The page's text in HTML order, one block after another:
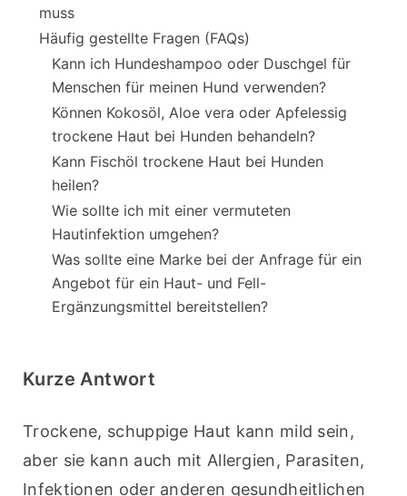
muss
Häufig gestellte Fragen (FAQs)
Kann ich Hundeshampoo oder Duschgel für
Menschen für meinen Hund verwenden?
Können Kokosöl, Aloe vera oder Apfelessig
trockene Haut bei Hunden behandeln?
Kann Fischöl trockene Haut bei Hunden
heilen?
Wie sollte ich mit einer vermuteten
Hautinfektion umgehen?
Was sollte eine Marke bei der Anfrage für ein
Angebot für ein Haut- und Fell-
Ergänzungsmittel bereitstellen?
Kurze Antwort
Trockene, schuppige Haut kann mild sein,
aber sie kann auch mit Allergien, Parasiten,
Infektionen oder anderen gesundheitlichen